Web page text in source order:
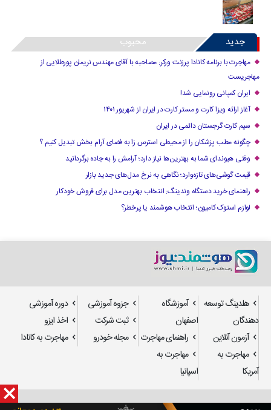
جدید محبوب
مهاجرت با برنامه کانادا پرزنت ورکر: مصاحبه با آقای مهندس نریمان پورطلایی از
مهاجریست
ایران کمپانی رونمایی شد!
آغاز ارائه ویزا کارت و مستر کارت در ایران از شهریور ۱۴۰۱
سیم کارت گرجستان دائمی در ایران
چگونه مطب پزشکان را از محیطی استرس زا به فضای آرام بخش تبدیل کنیم ؟
وقتی هیوندای شما به بهترین‌ها نیاز دارد؛ آرامش را به جاده برگردانید
قیمت گوشی‌های تازه‌وارد؛ نگاهی به نرخ مدل‌های جدید بازار
راهنمای خرید دستگاه وندینگ: انتخاب بهترین مدل برای فروش خودکار
لوازم استوک کامیون؛ انتخاب هوشمند یا پرخطر؟
هلدینگ توسعه
دهندگان
آموزشگاه
اصفهان
جزوه آموزشی
دوره آموزشی
ثبت شرکت
اخذ ایزو
آزمون آنلاین
راهنمای مهاجرت مجله خودرو
مهاجرت به کانادا
مهاجرت به
آمریکا
مهاجرت به
اسپانیا